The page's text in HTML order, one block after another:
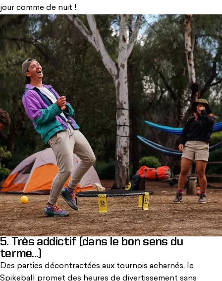
jour comme de nuit !
5. Très addictif (dans le bon sens du
terme...)
Des parties décontractées aux tournois acharnés, le
Spikeball promet des heures de divertissement sans